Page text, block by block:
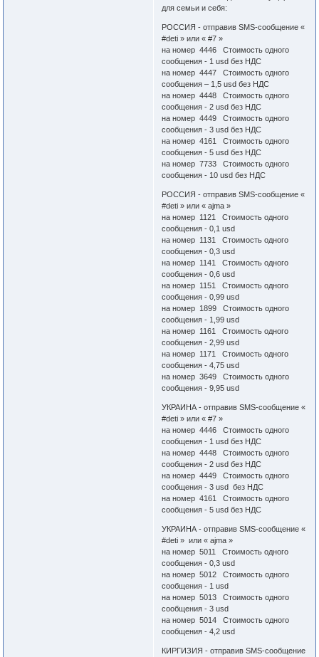
для семьи и себя:
РОССИЯ - отправив SMS-сообщение «
#deti » или « #7 »
на номер 4446 Стоимость одного
сообщения - 1 usd без НДС
на номер 4447 Стоимость одного
сообщения – 1,5 usd без НДС
на номер 4448 Стоимость одного
сообщения - 2 usd без НДС
на номер 4449 Стоимость одного
сообщения - 3 usd без НДС
на номер 4161 Стоимость одного
сообщения - 5 usd без НДС
на номер 7733 Стоимость одного
сообщения - 10 usd без НДС
РОССИЯ - отправив SMS-сообщение «
#deti » или « ajma »
на номер 1121 Стоимость одного
сообщения - 0,1 usd
на номер 1131 Стоимость одного
сообщения - 0,3 usd
на номер 1141 Стоимость одного
сообщения - 0,6 usd
на номер 1151 Стоимость одного
сообщения - 0,99 usd
на номер 1899 Стоимость одного
сообщения - 1,99 usd
на номер 1161 Стоимость одного
сообщения - 2,99 usd
на номер 1171 Стоимость одного
сообщения - 4,75 usd
на номер 3649 Стоимость одного
сообщения - 9,95 usd
УКРАИНА - отправив SMS-сообщение «
#deti » или « #7 »
на номер 4446 Стоимость одного
сообщения - 1 usd без НДС
на номер 4448 Стоимость одного
сообщения - 2 usd без НДС
на номер 4449 Стоимость одного
сообщения - 3 usd без НДС
на номер 4161 Стоимость одного
сообщения - 5 usd без НДС
УКРАИНА - отправив SMS-сообщение «
#deti » или « ajma »
на номер 5011 Стоимость одного
сообщения - 0,3 usd
на номер 5012 Стоимость одного
сообщения - 1 usd
на номер 5013 Стоимость одного
сообщения - 3 usd
на номер 5014 Стоимость одного
сообщения - 4,2 usd
КИРГИЗИЯ - отправив SMS-сообщение